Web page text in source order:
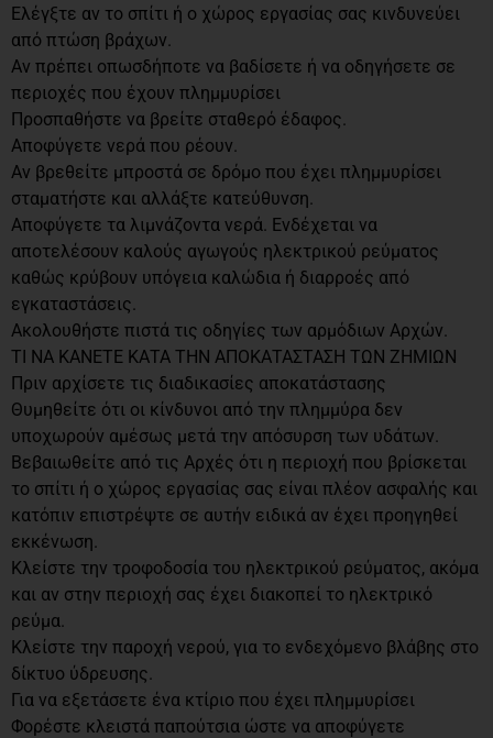
Ελέγξτε αν το σπίτι ή ο χώρος εργασίας σας κινδυνεύει
από πτώση βράχων.
Αν πρέπει οπωσδήποτε να βαδίσετε ή να οδηγήσετε σε
περιοχές που έχουν πλημμυρίσει
Προσπαθήστε να βρείτε σταθερό έδαφος.
Αποφύγετε νερά που ρέουν.
Αν βρεθείτε μπροστά σε δρόμο που έχει πλημμυρίσει
σταματήστε και αλλάξτε κατεύθυνση.
Αποφύγετε τα λιμνάζοντα νερά. Ενδέχεται να
αποτελέσουν καλούς αγωγούς ηλεκτρικού ρεύματος
καθώς κρύβουν υπόγεια καλώδια ή διαρροές από
εγκαταστάσεις.
Ακολουθήστε πιστά τις οδηγίες των αρμόδιων Αρχών.
ΤΙ ΝΑ ΚΑΝΕΤΕ ΚΑΤΑ ΤΗΝ ΑΠΟΚΑΤΑΣΤΑΣΗ ΤΩΝ ΖΗΜΙΩΝ
Πριν αρχίσετε τις διαδικασίες αποκατάστασης
Θυμηθείτε ότι οι κίνδυνοι από την πλημμύρα δεν
υποχωρούν αμέσως μετά την απόσυρση των υδάτων.
Βεβαιωθείτε από τις Αρχές ότι η περιοχή που βρίσκεται
το σπίτι ή ο χώρος εργασίας σας είναι πλέον ασφαλής και
κατόπιν επιστρέψτε σε αυτήν ειδικά αν έχει προηγηθεί
εκκένωση.
Κλείστε την τροφοδοσία του ηλεκτρικού ρεύματος, ακόμα
και αν στην περιοχή σας έχει διακοπεί το ηλεκτρικό
ρεύμα.
Κλείστε την παροχή νερού, για το ενδεχόμενο βλάβης στο
δίκτυο ύδρευσης.
Για να εξετάσετε ένα κτίριο που έχει πλημμυρίσει
Φορέστε κλειστά παπούτσια ώστε να αποφύγετε